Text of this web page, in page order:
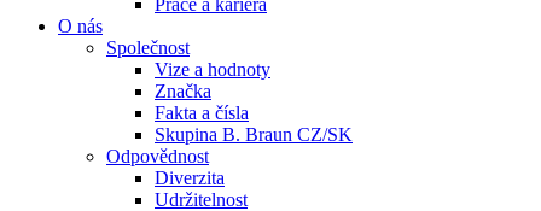
Práce a kariéra
O nás
Společnost
Vize a hodnoty
Značka
Fakta a čísla
Skupina B. Braun CZ/SK
Odpovědnost
Diverzita
Udržitelnost